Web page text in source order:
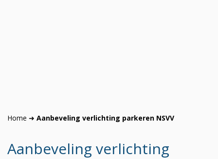
Home ➜ Aanbeveling verlichting parkeren NSVV
Aanbeveling verlichting